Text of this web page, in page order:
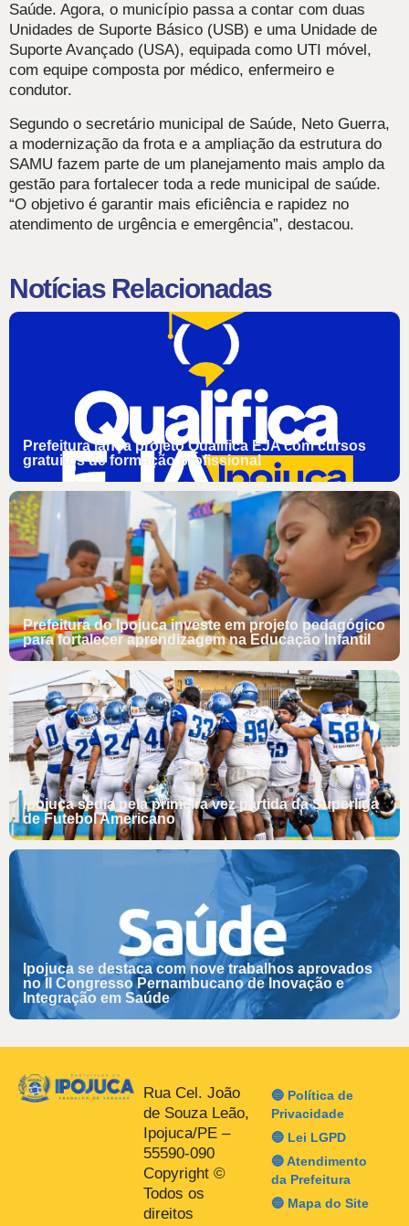
Saúde. Agora, o município passa a contar com duas
Unidades de Suporte Básico (USB) e uma Unidade de
Suporte Avançado (USA), equipada como UTI móvel,
com equipe composta por médico, enfermeiro e
condutor.
Segundo o secretário municipal de Saúde, Neto Guerra,
a modernização da frota e a ampliação da estrutura do
SAMU fazem parte de um planejamento mais amplo da
gestão para fortalecer toda a rede municipal de saúde.
“O objetivo é garantir mais eficiência e rapidez no
atendimento de urgência e emergência”, destacou.
Notícias Relacionadas
Prefeitura lança projeto Qualifica EJA com cursos
gratuitos de formação profissional
Prefeitura do Ipojuca investe em projeto pedagógico
para fortalecer aprendizagem na Educação Infantil
Ipojuca sedia pela primeira vez partida da Superliga
de Futebol Americano
Ipojuca se destaca com nove trabalhos aprovados
no II Congresso Pernambucano de Inovação e
Integração em Saúde
Rua Cel. João
de Souza Leão,
Ipojuca/PE –
55590-090
Copyright ©
Todos os
direitos
🔵 Política de
Privacidade
🔵 Lei LGPD
🔵 Atendimento
da Prefeitura
🔵 Mapa do Site